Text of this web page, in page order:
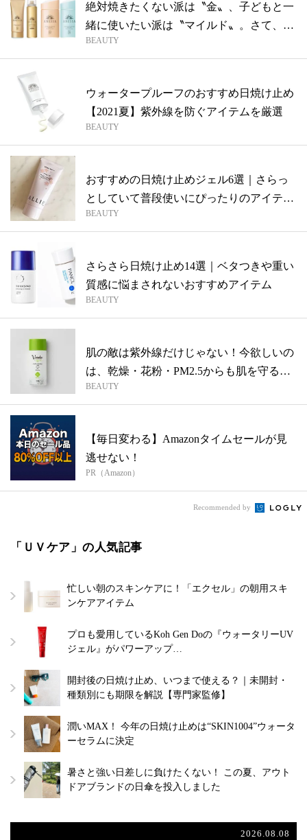
絶対焼きたくない派は〝金〟、子どもと一
緒に使いたい派は〝マイルド〟。さて、今
年の...
BEAUTY
ウォータープルーフのおすすめ日焼け止め
【2021夏】紫外線を防ぐアイテムを厳選
BEAUTY
おすすめの日焼け止めジェル6選｜さらっ
としていて普段使いにぴったりのアイテム
まと...
BEAUTY
さらさら日焼け止め14選｜ベタつきや重い
質感に悩まされないおすすめアイテム
BEAUTY
肌の敵は紫外線だけじゃない！今欲しいの
は、乾燥・花粉・PM2.5からも肌を守る
【...
BEAUTY
【毎日変わる】Amazonタイムセールが見
逃せない！
PR（Amazon）
Recommended by
「ＵＶケア」の人気記事
忙しい朝のスキンケアに！「エクセル」の朝用スキ
ンケアアイテム
プロも愛用しているKoh Gen Doの『ウォータリーUV
ジェル』がパワーアップ…
開封後の日焼け止め、いつまで使える？｜未開封・
種類別にも期限を解説【専門家監修】
潤いMAX！ 今年の日焼け止めは“SKIN1004”ウォータ
ーセラムに決定
暑さと強い日差しに負けたくない！ この夏、アウト
ドアブランドの日傘を投入しました
2026.08.08